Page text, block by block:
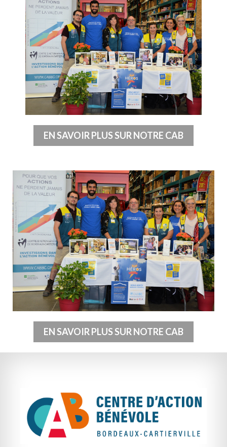
EN SAVOIR PLUS SUR NOTRE CAB
EN SAVOIR PLUS SUR NOTRE CAB